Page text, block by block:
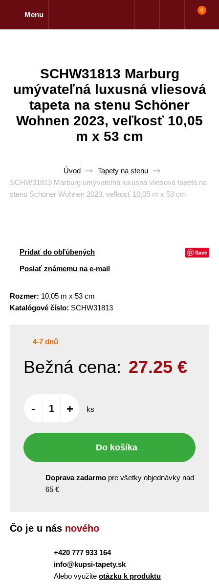
Menu
0
SCHW31813 Marburg
umývateľná luxusná vliesová
tapeta na stenu Schöner
Wohnen 2023, veľkosť 10,05
m x 53 cm
Úvod
Tapety na stenu
SCHW31813 Marburg umývateľná luxusná vliesová tapeta na
stenu Schöner Wohnen 2023, veľkosť 10,05 m x 53 cm
Pridať do obľúbených Save
Poslať známemu na e-mail
Rozmer: 10,05 m x 53 cm
Katalógové číslo: SCHW31813
4-7 dnů
Bežná cena: 27.25 €
- + ks
Do košíka
Doprava zadarmo pre všetky objednávky nad
65 €
Čo je u nás nového
+420 777 933 164
info@kupsi-tapety.sk
Alebo využite otázku k produktu